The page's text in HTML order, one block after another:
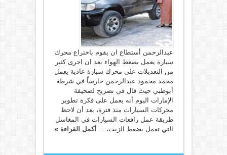
عبدالرحمن أستطاع ان يقوم باختراع محرك
سيارة يعمل بضغط الهواء بعد ان اجرى كثير
من التعديلات على محرك سيارة عادية يعمل
محمد محمود عبدالرحمن حارساً في شرطة
أبوظبي حيث قال في تصريح لصحيفة
الإمارات اليوم أنه يعمل على فكرة تطوير
محركات السيارات منذ فترة، بعد أن لاحظ
طريقة عمل رافعات السيارات في المغاسل
التي تعمل بضغط الزيت، ... أكمل القراءة »